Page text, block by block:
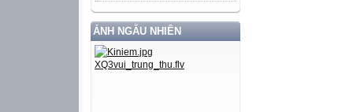
ẢNH NGẪU NHIÊN